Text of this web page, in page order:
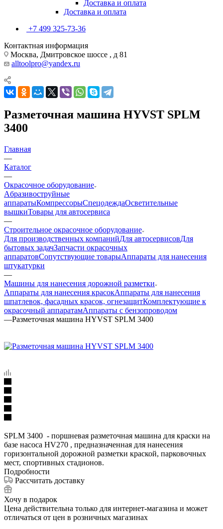
Доставка и оплата
Доставка и оплата
+7 499 325-73-36
Контактная информация
Москва, Дмитровское шоссе , д 81
alltoolpro@yandex.ru
Разметочная машина HYVST SPLM
3400
Главная
—
Каталог
—
Окрасочное оборудование
Aбразивоструйные
аппаратыКомпрессорыСпецодеждаОсветительные
вышкиТовары для автосервиса
—
Строительное окрасочное оборудование
Для производственных компанийДля автосервисовДля
бытовых задачЗапчасти окрасочных
аппаратовСопутствующие товарыАппараты для нанесения
штукатурки
—
Машины для нанесения дорожной разметки
Аппараты для нанесения красокАппараты для нанесения
шпатлевок, фасадных красок, огнезащитКомплектующие к
окрасочный аппаратамАппараты с бензопроводом
—Разметочная машина HYVST SPLM 3400
SPLM 3400 - поршневая разметочная машина для краски на
базе насоса HV270 , предназначенная для нанесения
горизонтальной дорожной разметки краской, парковочных
мест, спортивных стадионов.
Подробности
Рассчитать доставку
Хочу в подарок
Цена действительна только для интернет-магазина и может
отличаться от цен в розничных магазинах